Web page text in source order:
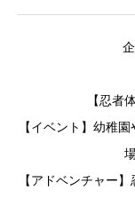
【忍者
【イベント】幼稚
【アドベンチャー